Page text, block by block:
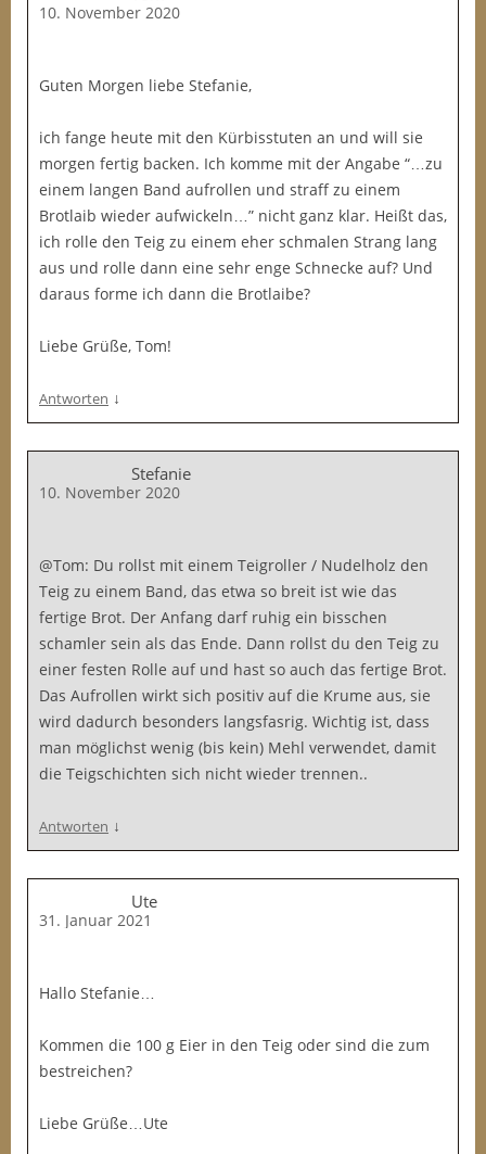
10. November 2020
Guten Morgen liebe Stefanie,
ich fange heute mit den Kürbisstuten an und will sie
morgen fertig backen. Ich komme mit der Angabe “…zu
einem langen Band aufrollen und straff zu einem
Brotlaib wieder aufwickeln…” nicht ganz klar. Heißt das,
ich rolle den Teig zu einem eher schmalen Strang lang
aus und rolle dann eine sehr enge Schnecke auf? Und
daraus forme ich dann die Brotlaibe?
Liebe Grüße, Tom!
Antworten ↓
Stefanie
10. November 2020
@Tom: Du rollst mit einem Teigroller / Nudelholz den
Teig zu einem Band, das etwa so breit ist wie das
fertige Brot. Der Anfang darf ruhig ein bisschen
schamler sein als das Ende. Dann rollst du den Teig zu
einer festen Rolle auf und hast so auch das fertige Brot.
Das Aufrollen wirkt sich positiv auf die Krume aus, sie
wird dadurch besonders langsfasrig. Wichtig ist, dass
man möglichst wenig (bis kein) Mehl verwendet, damit
die Teigschichten sich nicht wieder trennen..
Antworten ↓
Ute
31. Januar 2021
Hallo Stefanie…
Kommen die 100 g Eier in den Teig oder sind die zum
bestreichen?
Liebe Grüße…Ute